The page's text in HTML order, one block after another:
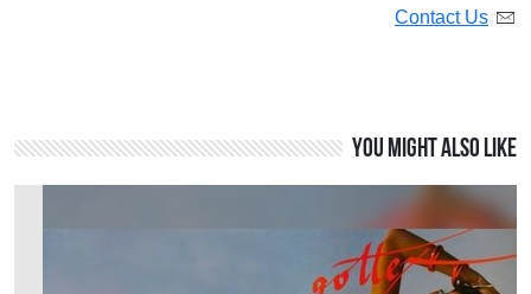
Contact Us
You might also like